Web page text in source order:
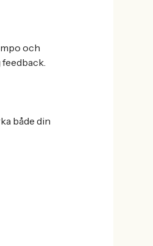
och
både din